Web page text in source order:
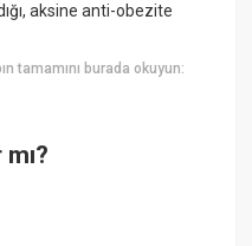
aksine anti-obezite
tamamını burada okuyun:
mı?